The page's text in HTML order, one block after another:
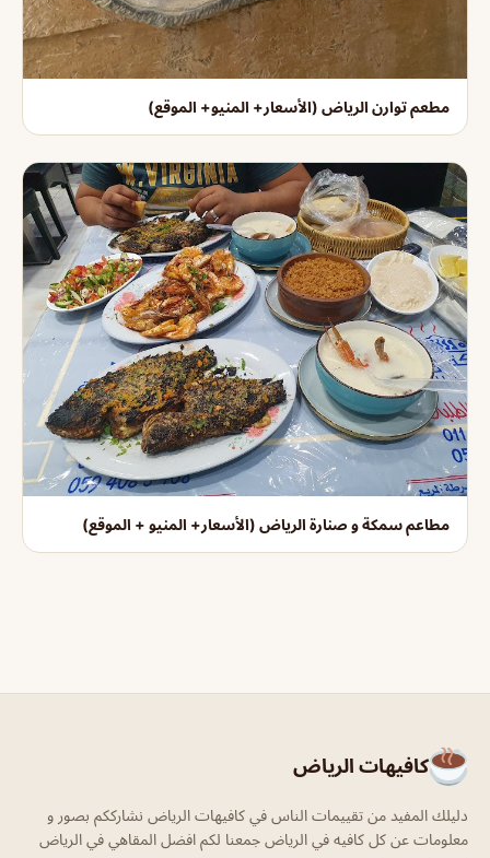
مطعم توارن الرياض (الأسعار+ المنيو+ الموقع)
مطاعم سمكة و صنارة الرياض (الأسعار+ المنيو + الموقع)
كافيهات الرياض
دليلك المفيد من تقييمات الناس في كافيهات الرياض نشارككم بصور و
معلومات عن كل كافيه في الرياض جمعنا لكم افضل المقاهي في الرياض